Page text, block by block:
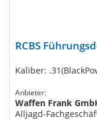
RCBS
Kaliber:
Anbieter:
Waffen Frank
Alljagd-